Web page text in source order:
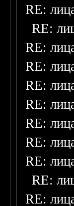
RE:
RE:
RE:
RE:
RE:
RE:
RE:
RE:
RE:
RE:
RE: